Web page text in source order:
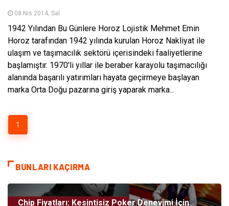
08 Nis 2014, Sal
1942 Yılından Bu Günlere Horoz Lojistik Mehmet Emin
Horoz tarafından 1942 yılında kurulan Horoz Nakliyat ile
ulaşım ve taşımacılık sektörü içerisindeki faaliyetlerine
başlamıştır. 1970'li yıllar ile beraber karayolu taşımacılığı
alanında başarılı yatırımları hayata geçirmeye başlayan
marka Orta Doğu pazarına giriş yaparak marka...
1
BUNLARI KAÇIRMA
Chip Fiyatları: Kesintisiz Poker Deneyimi İçin